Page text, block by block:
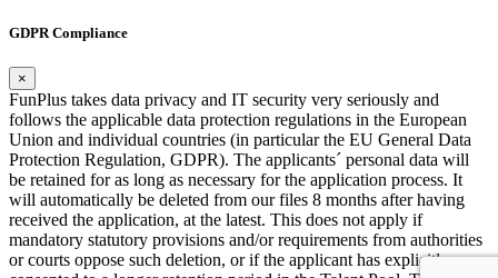
GDPR Compliance
×
FunPlus takes data privacy and IT security very seriously and
follows the applicable data protection regulations in the European
Union and individual countries (in particular the EU General Data
Protection Regulation, GDPR). The applicants´ personal data will
be retained for as long as necessary for the application process. It
will automatically be deleted from our files 8 months after having
received the application, at the latest. This does not apply if
mandatory statutory provisions and/or requirements from authorities
or courts oppose such deletion, or if the applicant has explicitly